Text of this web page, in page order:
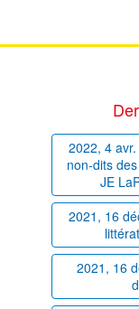
2022, 4
non-dits
JE
2021, 16
2021, 16